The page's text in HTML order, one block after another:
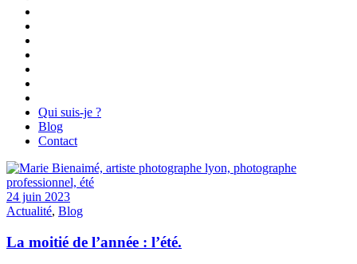
Qui suis-je ?
Blog
Contact
24 juin 2023
Actualité, Blog
La moitié de l’année : l’été.